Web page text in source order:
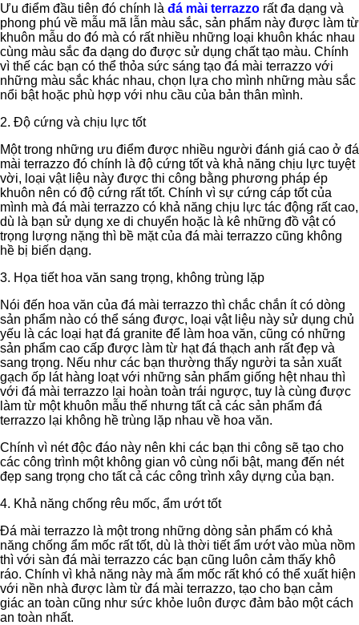
Ưu điểm đầu tiên đó chính là đá mài terrazzo rất đa dạng và
phong phú về mẫu mã lẫn màu sắc, sản phẩm này được làm từ
khuôn mẫu do đó mà có rất nhiều những loại khuôn khác nhau
cùng màu sắc đa dạng do được sử dụng chất tạo màu. Chính
vì thế các bạn có thể thỏa sức sáng tạo đá mài terrazzo với
những màu sắc khác nhau, chọn lựa cho mình những màu sắc
nổi bật hoặc phù hợp với nhu cầu của bản thân mình.
2. Độ cứng và chịu lực tốt
Một trong những ưu điểm được nhiều người đánh giá cao ở đá
mài terrazzo đó chính là độ cứng tốt và khả năng chịu lực tuyệt
vời, loại vật liệu này được thi công bằng phương pháp ép
khuôn nên có độ cứng rất tốt. Chính vì sự cứng cáp tốt của
mình mà đá mài terrazzo có khả năng chịu lực tác động rất cao,
dù là bạn sử dụng xe di chuyển hoặc là kê những đồ vật có
trọng lượng nặng thì bề mặt của đá mài terrazzo cũng không
hề bị biến dạng.
3. Họa tiết hoa văn sang trọng, không trùng lặp
Nói đến hoa văn của đá mài terrazzo thì chắc chắn ít có dòng
sản phẩm nào có thể sáng được, loại vật liệu này sử dụng chủ
yếu là các loại hạt đá granite để làm hoa văn, cũng có những
sản phẩm cao cấp được làm từ hạt đá thạch anh rất đẹp và
sang trọng. Nếu như các bạn thường thấy người ta sản xuất
gạch ốp lát hàng loạt với những sản phẩm giống hệt nhau thì
với đá mài terrazzo lại hoàn toàn trái ngược, tuy là cùng được
làm từ một khuôn mẫu thế nhưng tất cả các sản phẩm đá
terrazzo lại không hề trùng lặp nhau về hoa văn.
Chính vì nét độc đáo này nên khi các bạn thi công sẽ tạo cho
các công trình một không gian vô cùng nổi bật, mang đến nét
đẹp sang trọng cho tất cả các công trình xây dựng của bạn.
4. Khả năng chống rêu mốc, ẩm ướt tốt
Đá mài terrazzo là một trong những dòng sản phẩm có khả
năng chống ẩm mốc rất tốt, dù là thời tiết ẩm ướt vào mùa nồm
thì với sàn đá mài terrazzo các bạn cũng luôn cảm thấy khô
ráo. Chính vì khả năng này mà ẩm mốc rất khó có thể xuất hiện
với nền nhà được làm từ đá mài terrazzo, tạo cho bạn cảm
giác an toàn cũng như sức khỏe luôn được đảm bảo một cách
an toàn nhất.